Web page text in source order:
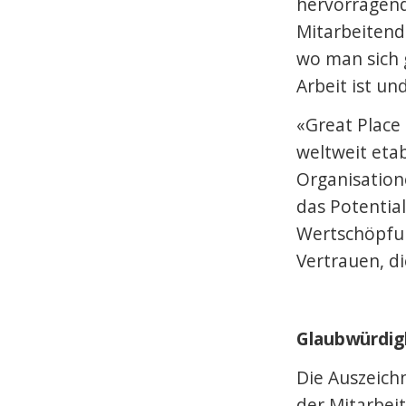
wo man
Arbeit ist
«Great
weltweit
das
Vertrauen,
Die